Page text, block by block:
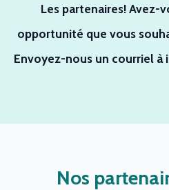
Les partenaires! Avez-
opportunité que vous
Envoyez-nous un courriel à
Nos